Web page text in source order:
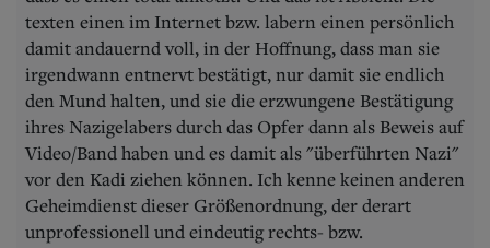
texten einen im Internet bzw. labern einen persönlich
damit andauernd voll, in der Hoffnung, dass man sie
irgendwann entnervt bestätigt, nur damit sie endlich
den Mund halten, und sie die erzwungene Bestätigung
ihres Nazigelabers durch das Opfer dann als Beweis auf
Video/Band haben und es damit als "überführten Nazi"
vor den Kadi ziehen können. Ich kenne keinen anderen
Geheimdienst dieser Größenordnung, der derart
unprofessionell und eindeutig rechts- bzw.